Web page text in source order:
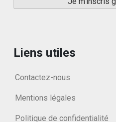
Liens utiles
Contactez-nous
Mentions légales
Politique de confidentialité